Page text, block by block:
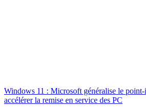
Windows 11 : Microsoft généralise le
accélérer la remise en service des PC